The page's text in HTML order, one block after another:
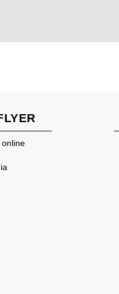
online